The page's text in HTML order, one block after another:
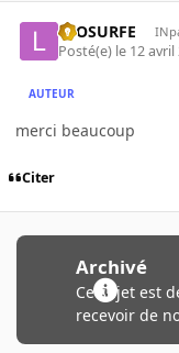
LEOSURFE
Posté(e) le 12 avril
AUTEUR
merci beaucoup
Citer
Archivé
Ce sujet est
recevoir de